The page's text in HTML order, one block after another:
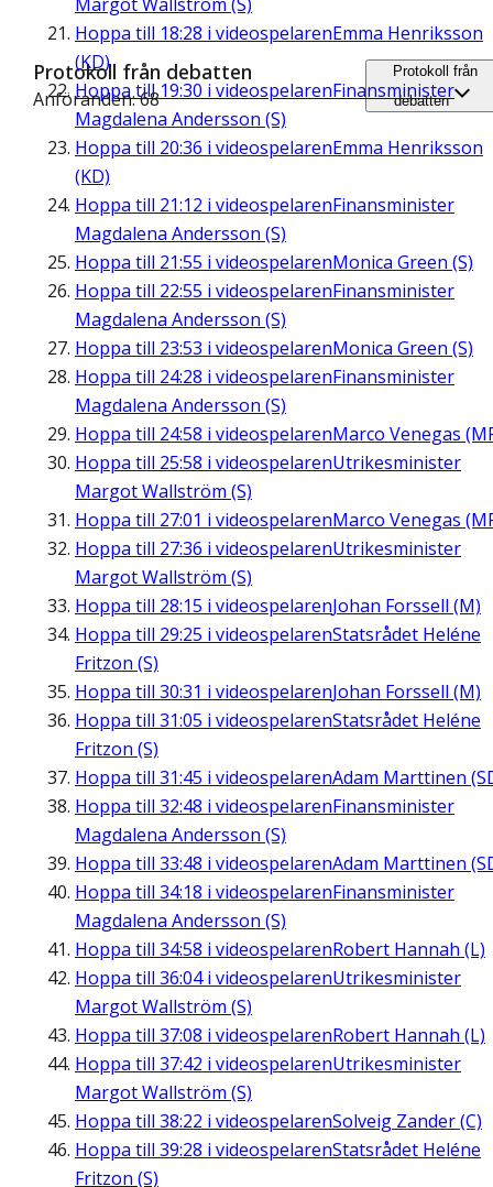
Hoppa till 18:28 i videospelarenEmma Henriksson
(KD)
Hoppa till19:30 i videospelarenFinansminister
Magdalena Andersson (S)
Hoppa till 20:36 i videospelarenEmma Henriksson
(KD)
Hoppa till 21:12 i videospelarenFinansminister
Magdalena Andersson (S)
Hoppa till 21:55 i videospelarenMonica Green (S)
Hoppa till 22:55 i videospelarenFinansminister
Magdalena Andersson (S)
Hoppa till 23:53 i videospelarenMonica Green (S)
Hoppa till 24:28 i videospelarenFinansminister
Magdalena Andersson (S)
Hoppa till 24:58 i videospelarenMarco Venegas
Hoppa till 25:58 i videospelarenUtrikesminister
Margot Wallström (S)
Hoppa till 27:01 i videospelarenMarco Venegas
Hoppa till 27:36 i videospelarenUtrikesminister
Margot Wallström (S)
Hoppa till 28:15 i videospelarenJohan Forssell (M)
Hoppa till 29:25 i videospelarenStatsrådet Heléne
Fritzon (S)
Hoppa till 30:31 i videospelarenJohan Forssell (M)
Hoppa till 31:05 i videospelarenStatsrådet Heléne
Fritzon (S)
Hoppa till 31:45 i videospelarenAdam Marttinen
Hoppa till 32:48 i videospelarenFinansminister
Magdalena Andersson (S)
Hoppa till 33:48 i videospelarenAdam Marttinen
Hoppa till 34:18 i videospelarenFinansminister
Magdalena Andersson (S)
Hoppa till 34:58 i videospelarenRobert Hannah (L)
Hoppa till 36:04i videospelarenUtrikesminister
Margot Wallström (S)
Hoppa till 37:08 i videospelarenRobert Hannah (L)
Hoppa till 37:42 i videospelarenUtrikesminister
Margot Wallström (S)
Hoppa till 38:22 i videospelarenSolveig Zander (C)
Hoppa till 39:28 i videospelarenStatsrådet Heléne
Fritzon (S)
Protokoll från debatten
Anföranden: 68
Protokoll från
debatten